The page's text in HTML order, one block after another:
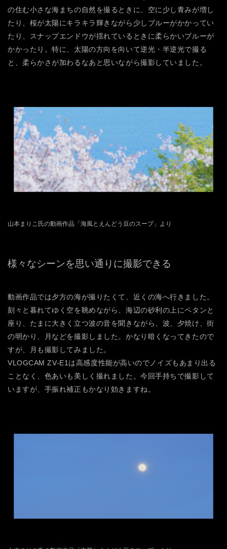
の住む小さな海まちの自然を撮るときに、空に少し青みが増し
たり、桜が太陽にキラキラ輝きながら少しブルーがかかってい
たり、スナップエンドウが揺れているときに柔らかいブルーが
かかったり。特に、太陽の方向を向いて逆光・半逆光で撮る
と、柔らかさが加わるなあと思いながら撮影していました。
山本まりこ氏の動画作品「海風とえんどう豆のスープ」より
様々なシーンを思い通りに撮影できる
動画作品では夕方の海が撮りたくて、近くの海へ行きました。
刻々と暮れてゆく空を眺めながら、海辺の砂利の上にペタンと
座り、たまに大きく立つ波の音を聞きながら、波、夕焼け、街
の明かり、月などを撮影しました。かなり暗くなってきたので
すが、月も撮影してみました。
VLOGCAM ZV-E1は高感度性能が高いのでノイズもあまり出る
ことなく、色あいも美しく撮れました。今回手持ちで撮影して
いますが、手振れ補正もかなり効きますね。